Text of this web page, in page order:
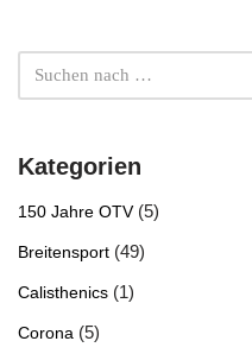
Kategorien
150 Jahre OTV(5)
Breitensport (49)
Calisthenics (1)
Corona (5)